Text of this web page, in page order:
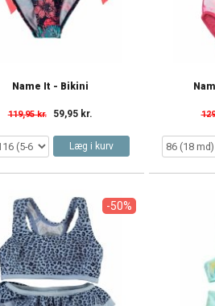
Name It - Bikini
119,95 kr. 59,95 kr.
Læg i kurv
-50%